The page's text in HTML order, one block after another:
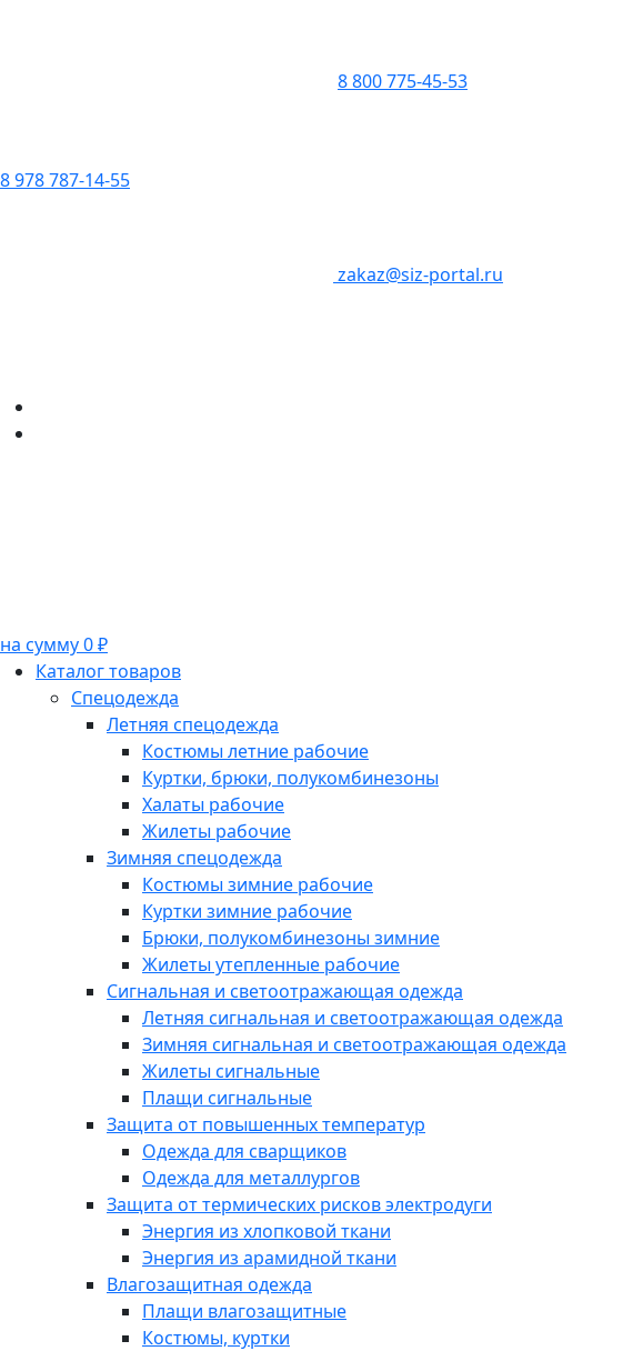
8 800 775-45-53
8 978 787-14-55
zakaz@siz-portal.ru
на сумму 0 ₽
Каталог товаров
Спецодежда
Летняя спецодежда
Костюмы летние рабочие
Куртки, брюки, полукомбинезоны
Халаты рабочие
Жилеты рабочие
Зимняя спецодежда
Костюмы зимние рабочие
Куртки зимние рабочие
Брюки, полукомбинезоны зимние
Жилеты утепленные рабочие
Сигнальная и светоотражающая одежда
Летняя сигнальная и светоотражающая одежда
Зимняя сигнальная и светоотражающая одежда
Жилеты сигнальные
Плащи сигнальные
Защита от повышенных температур
Одежда для сварщиков
Одежда для металлургов
Защита от термических рисков электродуги
Энергия из хлопковой ткани
Энергия из арамидной ткани
Влагозащитная одежда
Плащи влагозащитные
Костюмы, куртки